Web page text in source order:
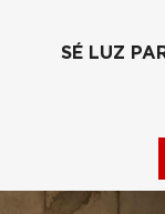
SÉ LUZ